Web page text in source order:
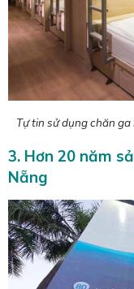
Tự tin sử dụng chăn
3. Hơn 20 năm
Nẵng